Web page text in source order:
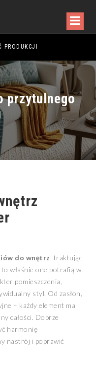
do wnętrz , traktując
właśnie one potrafią w
pomieszczenia,
styl. Od zasłon,
– każdy element ma
całości. Dobrze
harmonię
nastrój i poprawić